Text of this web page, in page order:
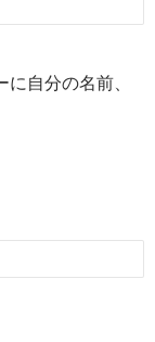
自分の名前、